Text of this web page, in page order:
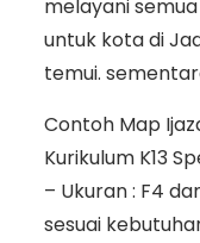
melayani
untuk kota di
temui.
Contoh Map
Kurikulum K13
– Ukuran : F4
sesuai